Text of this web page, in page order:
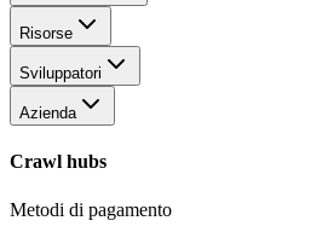
Risorse
Sviluppatori
Azienda
Crawl hubs
Metodi di pagamento